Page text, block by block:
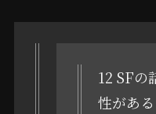
12 SFの
性があ